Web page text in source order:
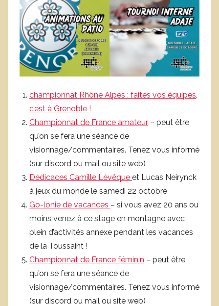
championnat Rhône Alpes : faites vos équipes,
c’est à Grenoble !
Championnat de France amateur – peut être
qu’on se fera une séance de
visionnage/commentaires. Tenez vous informé
(sur discord ou mail ou site web)
Dédicaces Camille Lévêque et Lucas Neirynck
à jeux du monde le samedi 22 octobre
Go-lonie de vacances – si vous avez 20 ans ou
moins venez à ce stage en montagne avec
plein d’activités annexe pendant les vacances
de la Toussaint !
Championnat de France féminin – peut être
qu’on se fera une séance de
visionnage/commentaires. Tenez vous informé
(sur discord ou mail ou site web)